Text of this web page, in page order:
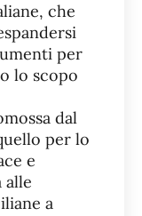
che
per
lo scopo
dal
per lo
e
alle
a